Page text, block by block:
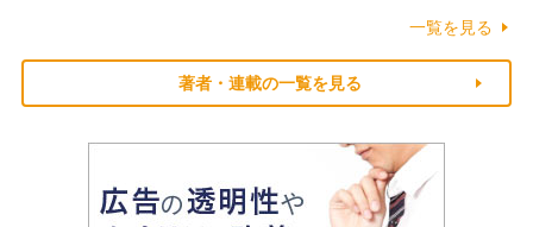
一覧を見る
著者・連載の一覧を見る